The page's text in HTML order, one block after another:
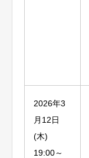
2026年3
月12日
(木)
19:00～